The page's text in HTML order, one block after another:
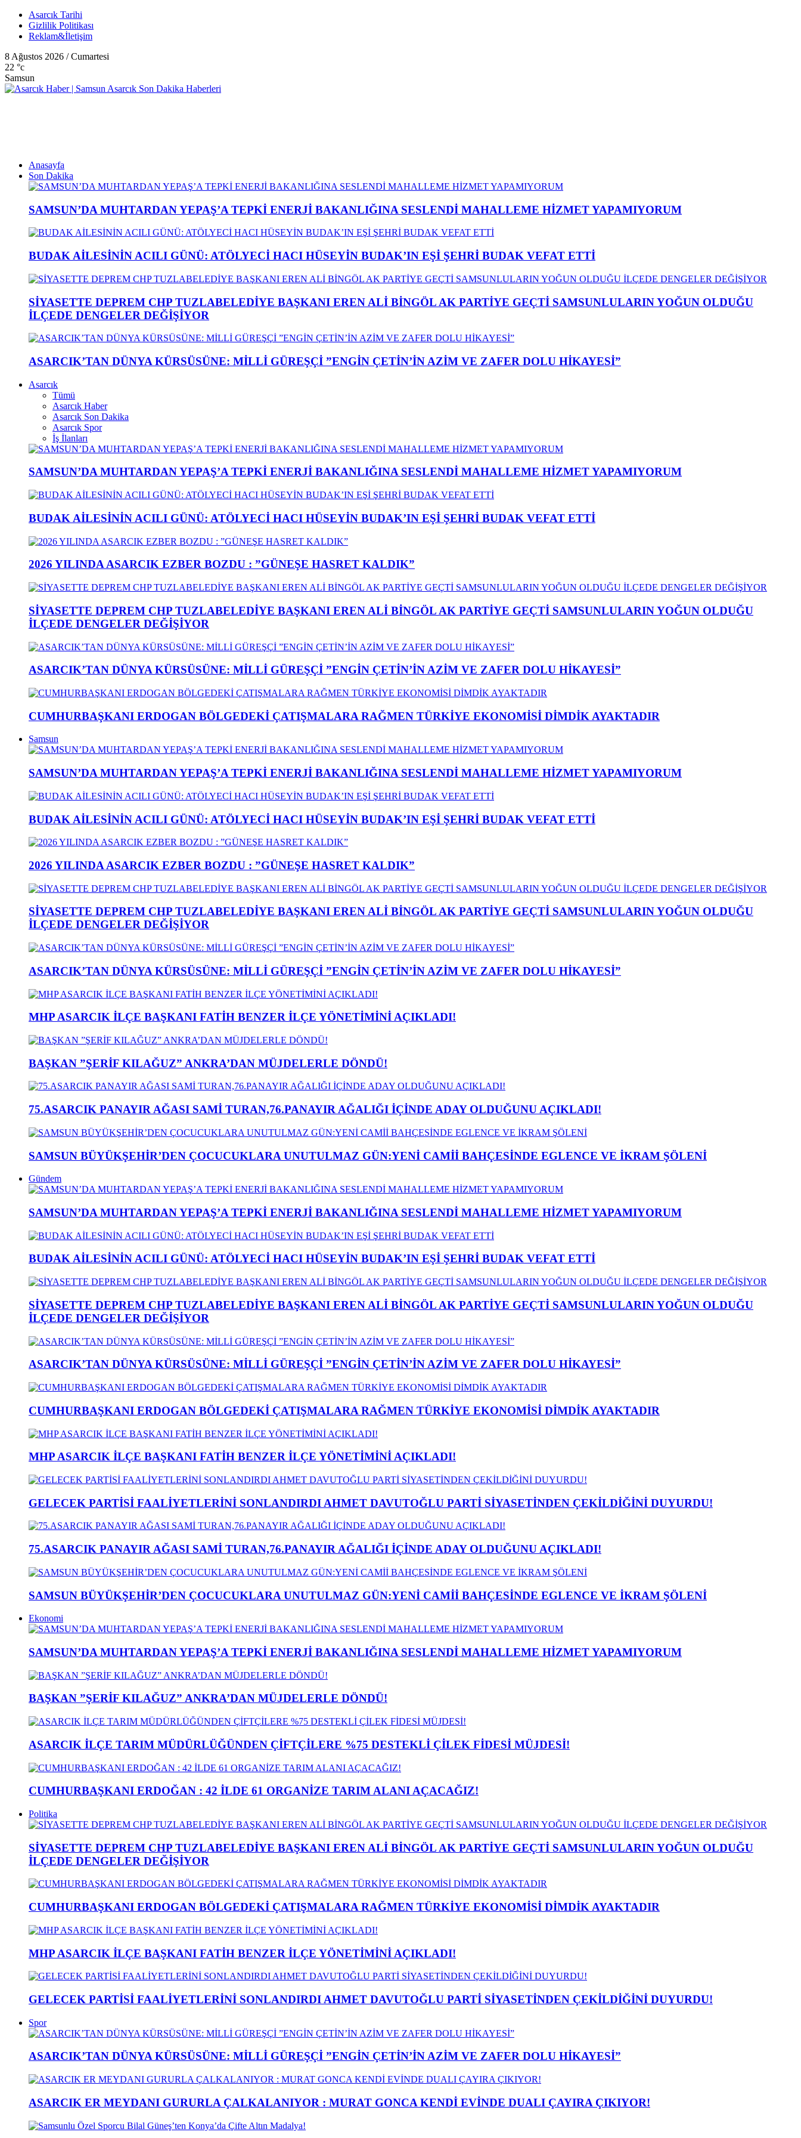
Asarcık Tarihi
Gizlilik Politikası
Reklam&İletişim
8 Ağustos 2026 / Cumartesi
22 °c
Samsun
Anasayfa
Son Dakika
SAMSUN’DA MUHTARDAN YEPAŞ’A TEPKİ ENERJİ BAKANLIĞINA SESLENDİ MAHALLEME HİZMET YAPAMIYORUM
BUDAK AİLESİNİN ACILI GÜNÜ: ATÖLYECİ HACI HÜSEYİN BUDAK’IN EŞİ ŞEHRİ BUDAK VEFAT ETTİ
SİYASETTE DEPREM CHP TUZLABELEDİYE BAŞKANI EREN ALİ BİNGÖL AK PARTİYE GEÇTİ SAMSUNLULARIN YOĞUN OLDUĞU
İLÇEDE DENGELER DEĞİŞİYOR
ASARCIK’TAN DÜNYA KÜRSÜSÜNE: MİLLİ GÜREŞÇİ ”ENGİN ÇETİN’İN AZİM VE ZAFER DOLU HİKAYESİ”
Asarcık
Tümü
Asarcık Haber
Asarcık Son Dakika
Asarcık Spor
İş İlanları
SAMSUN’DA MUHTARDAN YEPAŞ’A TEPKİ ENERJİ BAKANLIĞINA SESLENDİ MAHALLEME HİZMET YAPAMIYORUM
BUDAK AİLESİNİN ACILI GÜNÜ: ATÖLYECİ HACI HÜSEYİN BUDAK’IN EŞİ ŞEHRİ BUDAK VEFAT ETTİ
2026 YILINDA ASARCIK EZBER BOZDU : ”GÜNEŞE HASRET KALDIK”
SİYASETTE DEPREM CHP TUZLABELEDİYE BAŞKANI EREN ALİ BİNGÖL AK PARTİYE GEÇTİ SAMSUNLULARIN YOĞUN OLDUĞU
İLÇEDE DENGELER DEĞİŞİYOR
ASARCIK’TAN DÜNYA KÜRSÜSÜNE: MİLLİ GÜREŞÇİ ”ENGİN ÇETİN’İN AZİM VE ZAFER DOLU HİKAYESİ”
CUMHURBAŞKANI ERDOGAN BÖLGEDEKİ ÇATIŞMALARA RAĞMEN TÜRKİYE EKONOMİSİ DİMDİK AYAKTADIR
Samsun
SAMSUN’DA MUHTARDAN YEPAŞ’A TEPKİ ENERJİ BAKANLIĞINA SESLENDİ MAHALLEME HİZMET YAPAMIYORUM
BUDAK AİLESİNİN ACILI GÜNÜ: ATÖLYECİ HACI HÜSEYİN BUDAK’IN EŞİ ŞEHRİ BUDAK VEFAT ETTİ
2026 YILINDA ASARCIK EZBER BOZDU : ”GÜNEŞE HASRET KALDIK”
SİYASETTE DEPREM CHP TUZLABELEDİYE BAŞKANI EREN ALİ BİNGÖL AK PARTİYE GEÇTİ SAMSUNLULARIN YOĞUN OLDUĞU
İLÇEDE DENGELER DEĞİŞİYOR
ASARCIK’TAN DÜNYA KÜRSÜSÜNE: MİLLİ GÜREŞÇİ ”ENGİN ÇETİN’İN AZİM VE ZAFER DOLU HİKAYESİ”
MHP ASARCIK İLÇE BAŞKANI FATİH BENZER İLÇE YÖNETİMİNİ AÇIKLADI!
BAŞKAN ”ŞERİF KILAĞUZ” ANKRA’DAN MÜJDELERLE DÖNDÜ!
75.ASARCIK PANAYIR AĞASI SAMİ TURAN,76.PANAYIR AĞALIĞI İÇİNDE ADAY OLDUĞUNU AÇIKLADI!
SAMSUN BÜYÜKŞEHİR’DEN ÇOCUCUKLARA UNUTULMAZ GÜN:YENİ CAMİİ BAHÇESİNDE EGLENCE VE İKRAM ŞÖLENİ
Gündem
SAMSUN’DA MUHTARDAN YEPAŞ’A TEPKİ ENERJİ BAKANLIĞINA SESLENDİ MAHALLEME HİZMET YAPAMIYORUM
BUDAK AİLESİNİN ACILI GÜNÜ: ATÖLYECİ HACI HÜSEYİN BUDAK’IN EŞİ ŞEHRİ BUDAK VEFAT ETTİ
SİYASETTE DEPREM CHP TUZLABELEDİYE BAŞKANI EREN ALİ BİNGÖL AK PARTİYE GEÇTİ SAMSUNLULARIN YOĞUN OLDUĞU
İLÇEDE DENGELER DEĞİŞİYOR
ASARCIK’TAN DÜNYA KÜRSÜSÜNE: MİLLİ GÜREŞÇİ ”ENGİN ÇETİN’İN AZİM VE ZAFER DOLU HİKAYESİ”
CUMHURBAŞKANI ERDOGAN BÖLGEDEKİ ÇATIŞMALARA RAĞMEN TÜRKİYE EKONOMİSİ DİMDİK AYAKTADIR
MHP ASARCIK İLÇE BAŞKANI FATİH BENZER İLÇE YÖNETİMİNİ AÇIKLADI!
GELECEK PARTİSİ FAALİYETLERİNİ SONLANDIRDI AHMET DAVUTOĞLU PARTİ SİYASETİNDEN ÇEKİLDİĞİNİ DUYURDU!
75.ASARCIK PANAYIR AĞASI SAMİ TURAN,76.PANAYIR AĞALIĞI İÇİNDE ADAY OLDUĞUNU AÇIKLADI!
SAMSUN BÜYÜKŞEHİR’DEN ÇOCUCUKLARA UNUTULMAZ GÜN:YENİ CAMİİ BAHÇESİNDE EGLENCE VE İKRAM ŞÖLENİ
Ekonomi
SAMSUN’DA MUHTARDAN YEPAŞ’A TEPKİ ENERJİ BAKANLIĞINA SESLENDİ MAHALLEME HİZMET YAPAMIYORUM
BAŞKAN ”ŞERİF KILAĞUZ” ANKRA’DAN MÜJDELERLE DÖNDÜ!
ASARCIK İLÇE TARIM MÜDÜRLÜĞÜNDEN ÇİFTÇİLERE %75 DESTEKLİ ÇİLEK FİDESİ MÜJDESİ!
CUMHURBAŞKANI ERDOĞAN : 42 İLDE 61 ORGANİZE TARIM ALANI AÇACAĞIZ!
Politika
SİYASETTE DEPREM CHP TUZLABELEDİYE BAŞKANI EREN ALİ BİNGÖL AK PARTİYE GEÇTİ SAMSUNLULARIN YOĞUN OLDUĞU
İLÇEDE DENGELER DEĞİŞİYOR
CUMHURBAŞKANI ERDOGAN BÖLGEDEKİ ÇATIŞMALARA RAĞMEN TÜRKİYE EKONOMİSİ DİMDİK AYAKTADIR
MHP ASARCIK İLÇE BAŞKANI FATİH BENZER İLÇE YÖNETİMİNİ AÇIKLADI!
GELECEK PARTİSİ FAALİYETLERİNİ SONLANDIRDI AHMET DAVUTOĞLU PARTİ SİYASETİNDEN ÇEKİLDİĞİNİ DUYURDU!
Spor
ASARCIK’TAN DÜNYA KÜRSÜSÜNE: MİLLİ GÜREŞÇİ ”ENGİN ÇETİN’İN AZİM VE ZAFER DOLU HİKAYESİ”
ASARCIK ER MEYDANI GURURLA ÇALKALANIYOR : MURAT GONCA KENDİ EVİNDE DUALI ÇAYIRA ÇIKIYOR!